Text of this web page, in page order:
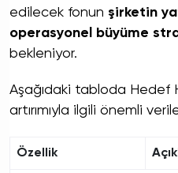
edilecek fonun şirketin
operasyonel büyüme
bekleniyor.
Aşağıdaki tabloda Hedef
artırımıyla ilgili önemli
Özellik